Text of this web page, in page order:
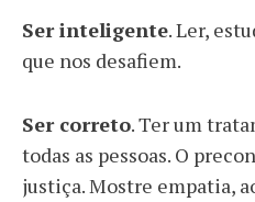
Ser inteligente. Ler,
que nos desafiem.
Ser correto. Ter um
todas as pessoas. O
justiça. Mostre empatia,